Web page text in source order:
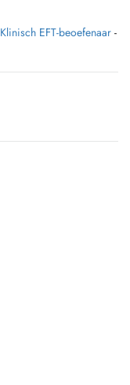
Klinisch EFT-beoefenaar -